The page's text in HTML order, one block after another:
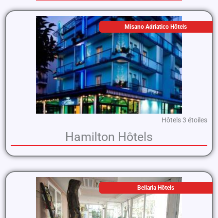
Misano Adriatico Hôtels
Hôtels 3 étoiles
Hamilton Hôtels
Bellaria Hôtels